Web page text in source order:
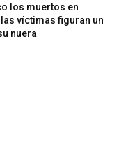
los muertos en
víctimas figuran un
nuera